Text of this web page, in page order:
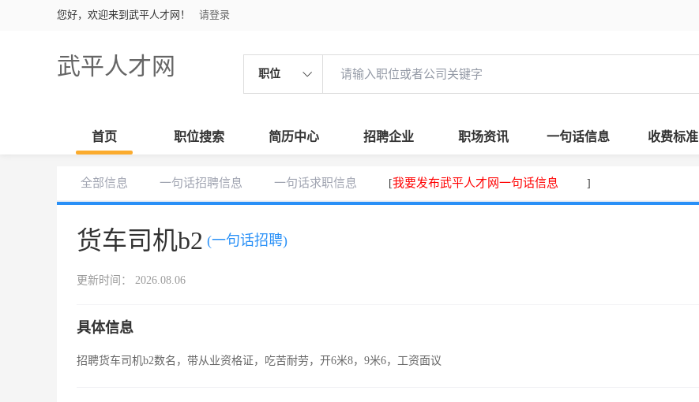
您好，欢迎来到武平人才网！ 请登录
武平人才网 职位
首页 职位搜索 简历中心 招聘企业 职场资讯 一句话信息 收费标准
全部信息 一句话招聘信息 一句话求职信息 [我要发布武平人才网一句话信息 ]
货车司机b2 (一句话招聘)
更新时间： 2026.08.06
具体信息
招聘货车司机b2数名，带从业资格证，吃苦耐劳，开6米8，9米6，工资面议